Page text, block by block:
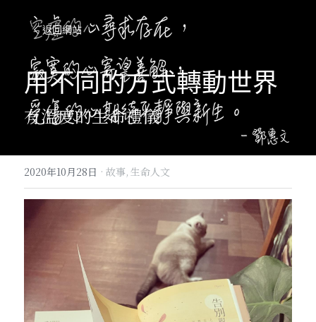
返回網站
用不同的方式轉動世界
有溫度的生命禮儀
2020年10月28日 · 故事, 生命人文